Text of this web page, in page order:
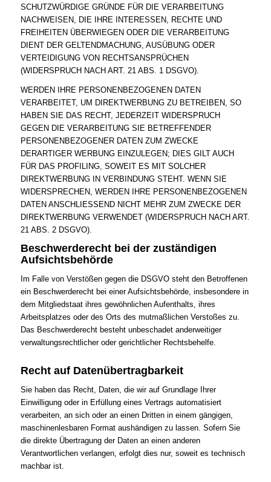
SCHUTZWÜRDIGE GRÜNDE FÜR DIE VERARBEITUNG
NACHWEISEN, DIE IHRE INTERESSEN, RECHTE UND
FREIHEITEN ÜBERWIEGEN ODER DIE VERARBEITUNG
DIENT DER GELTENDMACHUNG, AUSÜBUNG ODER
VERTEIDIGUNG VON RECHTSANSPRÜCHEN
(WIDERSPRUCH NACH ART. 21 ABS. 1 DSGVO).
WERDEN IHRE PERSONENBEZOGENEN DATEN
VERARBEITET, UM DIREKTWERBUNG ZU BETREIBEN, SO
HABEN SIE DAS RECHT, JEDERZEIT WIDERSPRUCH
GEGEN DIE VERARBEITUNG SIE BETREFFENDER
PERSONENBEZOGENER DATEN ZUM ZWECKE
DERARTIGER WERBUNG EINZULEGEN; DIES GILT AUCH
FÜR DAS PROFILING, SOWEIT ES MIT SOLCHER
DIREKTWERBUNG IN VERBINDUNG STEHT. WENN SIE
WIDERSPRECHEN, WERDEN IHRE PERSONENBEZOGENEN
DATEN ANSCHLIESSEND NICHT MEHR ZUM ZWECKE DER
DIREKTWERBUNG VERWENDET (WIDERSPRUCH NACH ART.
21 ABS. 2 DSGVO).
Beschwerderecht bei der zuständigen
Aufsichtsbehörde
Im Falle von Verstößen gegen die DSGVO steht den Betroffenen
ein Beschwerderecht bei einer Aufsichtsbehörde, insbesondere in
dem Mitgliedstaat ihres gewöhnlichen Aufenthalts, ihres
Arbeitsplatzes oder des Orts des mutmaßlichen Verstoßes zu.
Das Beschwerderecht besteht unbeschadet anderweitiger
verwaltungsrechtlicher oder gerichtlicher Rechtsbehelfe.
Recht auf Datenübertragbarkeit
Sie haben das Recht, Daten, die wir auf Grundlage Ihrer
Einwilligung oder in Erfüllung eines Vertrags automatisiert
verarbeiten, an sich oder an einen Dritten in einem gängigen,
maschinenlesbaren Format aushändigen zu lassen. Sofern Sie
die direkte Übertragung der Daten an einen anderen
Verantwortlichen verlangen, erfolgt dies nur, soweit es technisch
machbar ist.